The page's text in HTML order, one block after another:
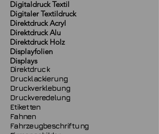
Digitaldruck Textil
Digitaler Textildruck
Direktdruck Acryl
Direktdruck Alu
Direktdruck Holz
Displayfolien
Displays
Direktdruck
Drucklackierung
Druckverklebung
Druckveredelung
Etiketten
Fahnen
Fahrzeugbeschriftung